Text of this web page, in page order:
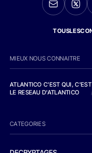
MIEUX NOUS CONNAITRE
ATLANTICO C'EST QUI,
LE RESEAU D'ATLANTICO
CATEGORIES